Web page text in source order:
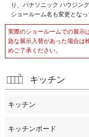
り、パナソニック ハウジン
ショールーム名も変更となっ
実際のショールームでの展示
急な展示入替があった場合は
めご了承ください。
キッチン
キッチン
キッチンボード